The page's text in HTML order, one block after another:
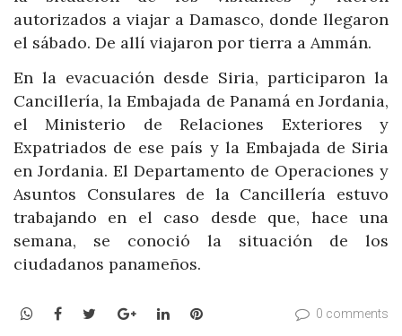
autorizados a viajar a Damasco, donde llegaron
el sábado. De allí viajaron por tierra a Ammán.
En la evacuación desde Siria, participaron la
Cancillería, la Embajada de Panamá en Jordania,
el Ministerio de Relaciones Exteriores y
Expatriados de ese país y la Embajada de Siria
en Jordania. El Departamento de Operaciones y
Asuntos Consulares de la Cancillería estuvo
trabajando en el caso desde que, hace una
semana, se conoció la situación de los
ciudadanos panameños.
WhatsApp
Facebook
TwitterGoogle+LinkedInPinterest 0 comments